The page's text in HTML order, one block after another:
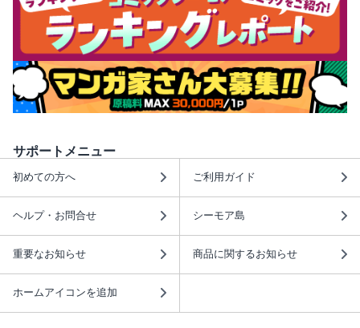
サポートメニュー
初めての方へ ご利用ガイド
ヘルプ・お問合せ シーモア島
重要なお知らせ 商品に関するお知らせ
ホームアイコンを追加